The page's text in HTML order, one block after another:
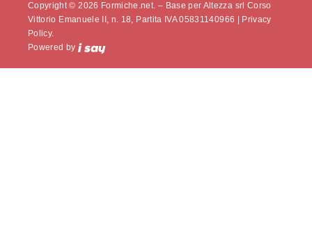
Copyright © 2026 Formiche.net. – Base per Altezza srl Corso
Vittorio Emanuele II, n. 18, Partita IVA 05831140966 |
Privacy
Policy.
Powered by